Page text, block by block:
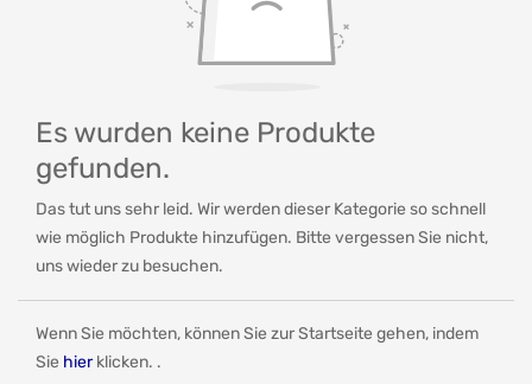
Es wurden keine Produkte
gefunden.
Das tut uns sehr leid. Wir werden dieser Kategorie so schnell
wie möglich Produkte hinzufügen. Bitte vergessen Sie nicht,
uns wieder zu besuchen.
Wenn Sie möchten, können Sie zur Startseite gehen, indem
Sie hierklicken. .